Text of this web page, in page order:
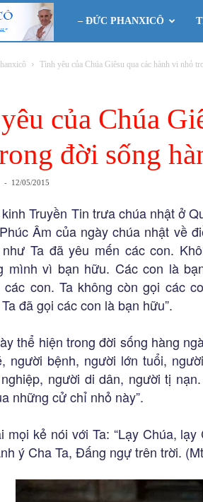
Phanxicô
– ĐỨC PHANXICÔ
Tình yêu của Chúa Giêsu qua các hành vi nhỏ
của Chúa
đời sống
- 12/05/2015
Truyền Tin trưa chúa nhật ở
Âm của ngày chúa nhật về
Ta đã yêu mến các con.
mình vì bạn hữu. Các con là
các con. Ta không còn gọi các
đã gọi các con là bạn hữu”.
thể hiện trong đời sống hàng
người bệnh, người lớn tuổi,
người di dân, người tị
những cử chỉ nhỏ này”.
mọi kẻ nói với Ta: “Lạy Chúa,
ý Cha Ta, Đấng ngự trên trời.